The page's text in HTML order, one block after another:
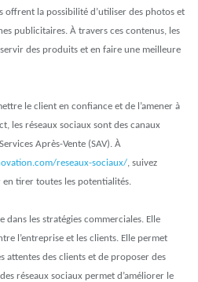
offrent la possibilité d’utiliser des photos et
publicitaires. À travers ces contenus, les
des produits et en faire une meilleure
le client en confiance et de l’amener à
les réseaux sociaux sont des canaux
Après-Vente (SAV). À
reseaux-sociaux/, suivez
en tirer toutes les potentialités.
dans les stratégies commerciales. Elle
l’entreprise et les clients. Elle permet
attentes des clients et de proposer des
réseaux sociaux permet d’améliorer le